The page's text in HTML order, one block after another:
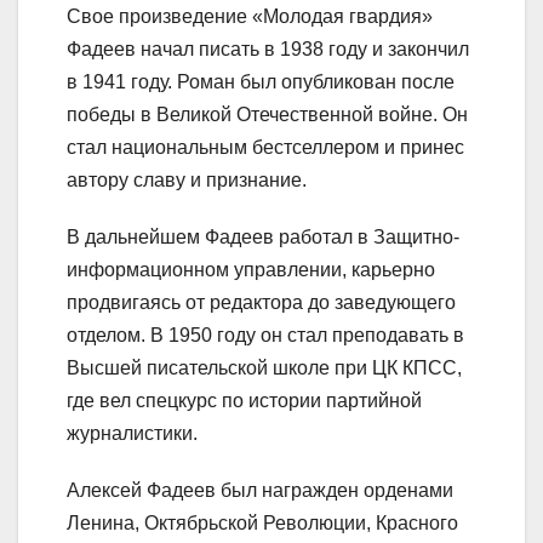
Свое произведение «Молодая гвардия»
Фадеев начал писать в 1938 году и закончил
в 1941 году. Роман был опубликован после
победы в Великой Отечественной войне. Он
стал национальным бестселлером и принес
автору славу и признание.
В дальнейшем Фадеев работал в Защитно-
информационном управлении, карьерно
продвигаясь от редактора до заведующего
отделом. В 1950 году он стал преподавать в
Высшей писательской школе при ЦК КПСС,
где вел спецкурс по истории партийной
журналистики.
Алексей Фадеев был награжден орденами
Ленина, Октябрьской Революции, Красного